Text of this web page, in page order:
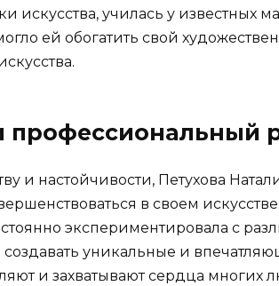
искусства, училась у известных
ей обогатить свой
профессиональный
и настойчивости, Петухова
в своем
экспериментировала с
создавать уникальные и
и захватывают сердца многих